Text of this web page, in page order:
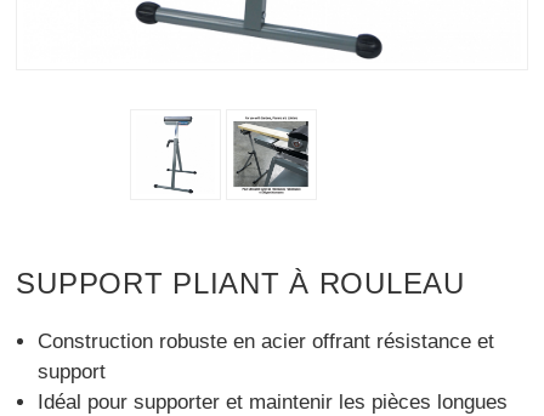
SUPPORT PLIANT À ROULEAU
Construction robuste en acier offrant résistance et
support
Idéal pour supporter et maintenir les pièces longues